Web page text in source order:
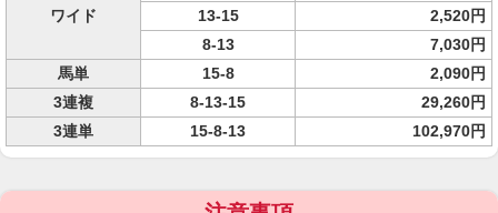
ワイド
13-15
2,520円
8-13
7,030円
馬単
15-8
2,090円
3連複
8-13-15
29,260円
3連単
15-8-13 102,970円